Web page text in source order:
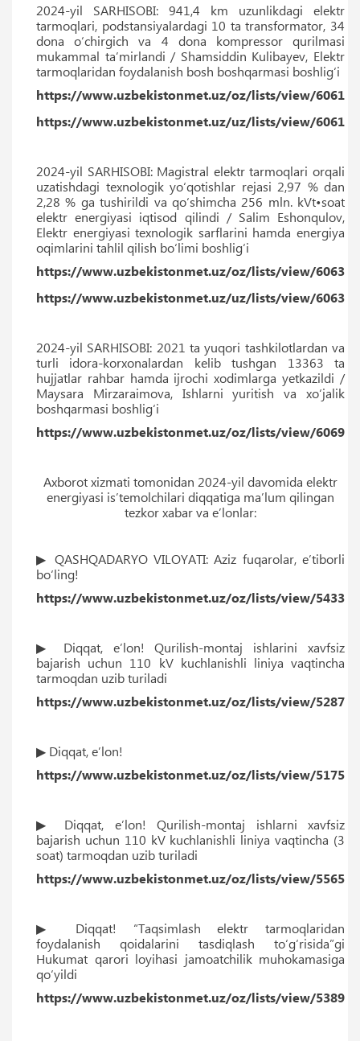
2024-yil SARHISOBI: 941,4 km uzunlikdagi elektr
tarmoqlari, podstansiyalardagi 10 ta transformator, 34
dona o‘chirgich va 4 dona kompressor qurilmasi
mukammal taʼmirlandi / Shamsiddin Kulibayev, Elektr
tarmoqlaridan foydalanish bosh boshqarmasi boshlig‘i
https://www.uzbekistonmet.uz/oz/lists/view/6061
https://www.uzbekistonmet.uz/uz/lists/view/6061
2024-yil SARHISOBI: Magistral elektr tarmoqlari orqali
uzatishdagi texnologik yo‘qotishlar rejasi 2,97 % dan
2,28 % ga tushirildi va qo‘shimcha 256 mln. kVt•soat
elektr energiyasi iqtisod qilindi / Salim Eshonqulov,
Elektr energiyasi texnologik sarflarini hamda energiya
oqimlarini tahlil qilish bo‘limi boshlig‘i
https://www.uzbekistonmet.uz/oz/lists/view/6063
https://www.uzbekistonmet.uz/uz/lists/view/6063
2024-yil SARHISOBI: 2021 ta yuqori tashkilotlardan va
turli idora-korxonalardan kelib tushgan 13363 ta
hujjatlar rahbar hamda ijrochi xodimlarga yetkazildi /
Maysara Mirzaraimova, Ishlarni yuritish va xo‘jalik
boshqarmasi boshlig‘i
https://www.uzbekistonmet.uz/oz/lists/view/6069
Axborot xizmati tomonidan 2024-yil davomida elektr
energiyasi is’temolchilari diqqatiga ma’lum qilingan
tezkor xabar va e’lonlar:
▶ QASHQADARYO VILOYATI: Aziz fuqarolar, eʼtiborli
bo‘ling!
https://www.uzbekistonmet.uz/oz/lists/view/5433
▶ Diqqat, eʼlon! Qurilish-montaj ishlarini xavfsiz
bajarish uchun 110 kV kuchlanishli liniya vaqtincha
tarmoqdan uzib turiladi
https://www.uzbekistonmet.uz/oz/lists/view/5287
▶ Diqqat, eʼlon!
https://www.uzbekistonmet.uz/oz/lists/view/5175
▶ Diqqat, eʼlon! Qurilish-montaj ishlarni xavfsiz
bajarish uchun 110 kV kuchlanishli liniya vaqtincha (3
soat) tarmoqdan uzib turiladi
https://www.uzbekistonmet.uz/oz/lists/view/5565
▶ Diqqat! “Taqsimlash elektr tarmoqlaridan
foydalanish qoidalarini tasdiqlash to‘g‘risida”gi
Hukumat qarori loyihasi jamoatchilik muhokamasiga
qo‘yildi
https://www.uzbekistonmet.uz/oz/lists/view/5389